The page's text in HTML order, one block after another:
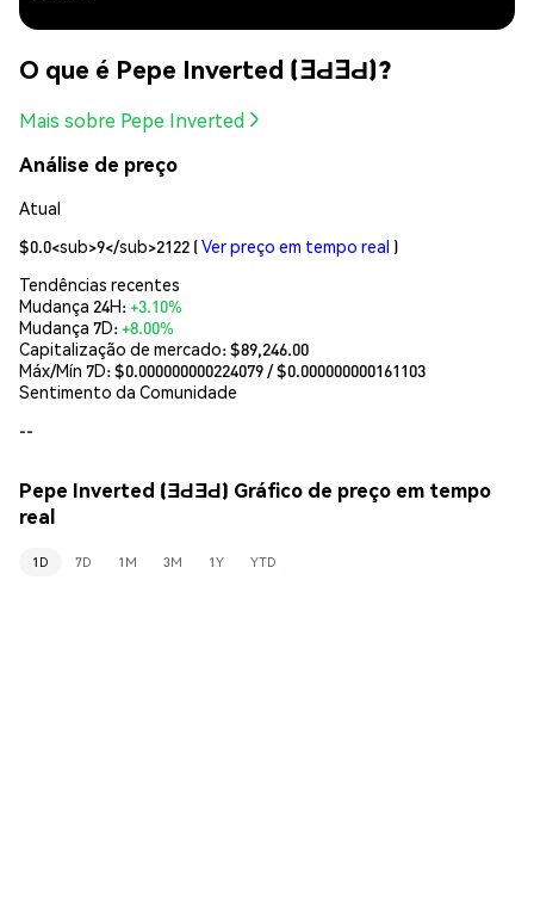
O que é Pepe Inverted (ƎԀƎԀ)?
Mais sobre Pepe Inverted
Análise de preço
Atual
$0.0<sub>9</sub>2122 (Ver preço em tempo real )
Tendências recentes
Mudança 24H:+3.10%
Mudança 7D:+8.00%
Capitalização de mercado:$89,246.00
Máx/Mín 7D: $0.000000000224079 / $0.000000000161103
Sentimento da Comunidade
--
Pepe Inverted (ƎԀƎԀ) Gráfico de preço em tempo
real
1D 7D 1M 3M 1Y YTD